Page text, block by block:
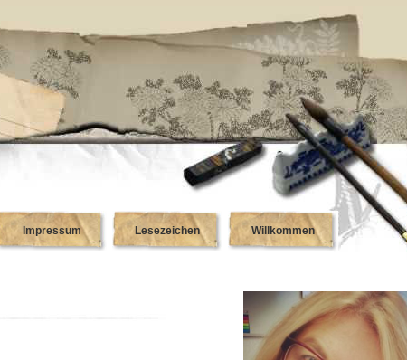
Impressum Lesezeichen Willkommen